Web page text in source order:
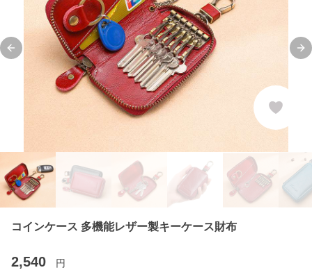
Previous slide
コインケース 多機能レザー製キーケース財布
2,540 円